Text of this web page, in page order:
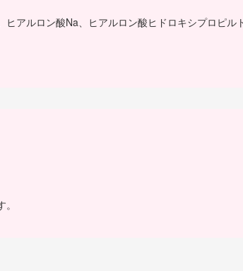
アルロン酸Na、ヒアルロン酸ヒドロキシプロピ